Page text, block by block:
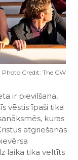
Photo Credit: The CW
ir pievilšana,
vēstis īpaši tika
kuras
atgriešanās
laika tika veltīts